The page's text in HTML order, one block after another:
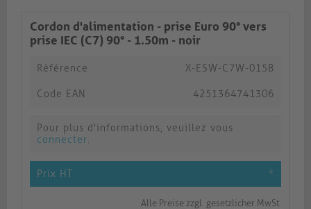
Cordon d'alimentation - prise Euro 90° vers
prise IEC (C7) 90° - 1.50m - noir
Référence X-ESW-C7W-015B
Code EAN 4251364741306
Pour plus d'informations, veuillez vous
connecter.
Prix HT *
Alle Preise zzgl. gesetzlicher MwSt.